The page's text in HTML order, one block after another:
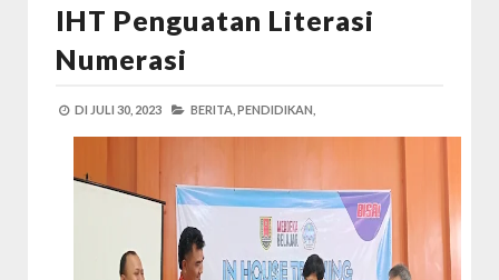
IHT Penguatan Literasi
Numerasi
DI JULI 30, 2023 BERITA, PENDIDIKAN,